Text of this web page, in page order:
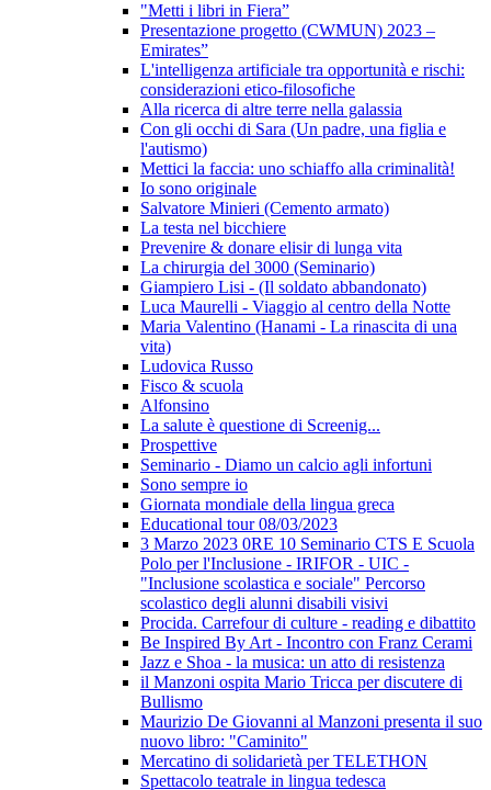
"Metti i libri in Fiera”
Presentazione progetto (CWMUN) 2023 –
Emirates”
L'intelligenza artificiale tra opportunità e rischi:
considerazioni etico-filosofiche
Alla ricerca di altre terre nella galassia
Con gli occhi di Sara (Un padre, una figlia e
l'autismo)
Mettici la faccia: uno schiaffo alla criminalità!
Io sono originale
Salvatore Minieri (Cemento armato)
La testa nel bicchiere
Prevenire & donare elisir di lunga vita
La chirurgia del 3000 (Seminario)
Giampiero Lisi - (Il soldato abbandonato)
Luca Maurelli - Viaggio al centro della Notte
Maria Valentino (Hanami - La rinascita di una
vita)
Ludovica Russo
Fisco & scuola
Alfonsino
La salute è questione di Screenig...
Prospettive
Seminario - Diamo un calcio agli infortuni
Sono sempre io
Giornata mondiale della lingua greca
Educational tour 08/03/2023
3 Marzo 2023 0RE 10 Seminario CTS E Scuola
Polo per l'Inclusione - IRIFOR - UIC -
"Inclusione scolastica e sociale" Percorso
scolastico degli alunni disabili visivi
Procida. Carrefour di culture - reading e dibattito
Be Inspired By Art - Incontro con Franz Cerami
Jazz e Shoa - la musica: un atto di resistenza
il Manzoni ospita Mario Tricca per discutere di
Bullismo
Maurizio De Giovanni al Manzoni presenta il suo
nuovo libro: "Caminito"
Mercatino di solidarietà per TELETHON
Spettacolo teatrale in lingua tedesca